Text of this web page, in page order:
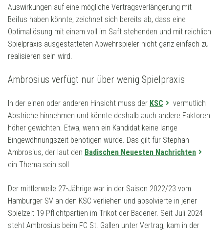
Auswirkungen auf eine mögliche Vertragsverlängerung mit
Beifus haben könnte, zeichnet sich bereits ab, dass eine
Optimallösung mit einem voll im Saft stehenden und mit reichlich
Spielpraxis ausgestatteten Abwehrspieler nicht ganz einfach zu
realisieren sein wird.
Ambrosius verfügt nur über wenig Spielpraxis
In der einen oder anderen Hinsicht muss der KSC
vermutlich
Abstriche hinnehmen und könnte deshalb auch andere Faktoren
höher gewichten. Etwa, wenn ein Kandidat keine lange
Eingewöhnungszeit benötigen würde. Das gilt für Stephan
Ambrosius, der laut den Badischen Neuesten Nachrichten
ein Thema sein soll.
Der mittlerweile 27-Jährige war in der Saison 2022/23 vom
Hamburger SV an den KSC verliehen und absolvierte in jener
Spielzeit 19 Pflichtpartien im Trikot der Badener. Seit Juli 2024
steht Ambrosius beim FC St. Gallen unter Vertrag, kam in der